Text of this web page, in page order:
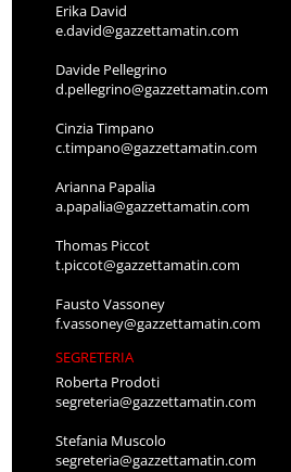
Erika David
e.david@gazzettamatin.com
Davide Pellegrino
d.pellegrino@gazzettamatin.com
Cinzia Timpano
c.timpano@gazzettamatin.com
Arianna Papalia
a.papalia@gazzettamatin.com
Thomas Piccot
t.piccot@gazzettamatin.com
Fausto Vassoney
f.vassoney@gazzettamatin.com
SEGRETERIA
Roberta Prodoti
segreteria@gazzettamatin.com
Stefania Muscolo
segreteria@gazzettamatin.com